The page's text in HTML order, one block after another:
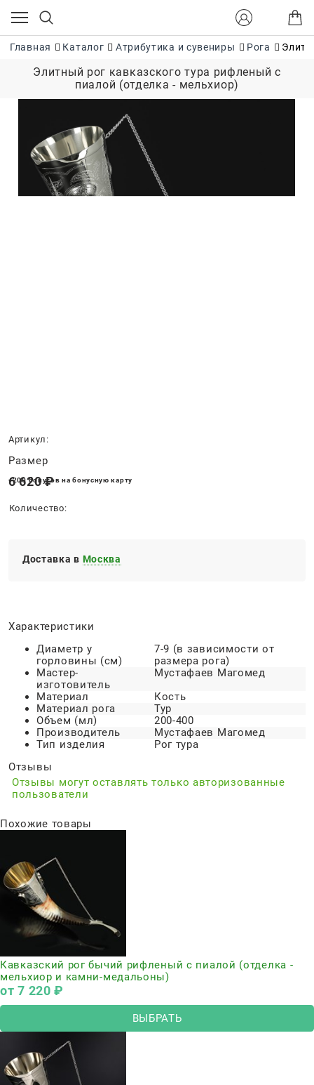
Главная Каталог Атрибутика и сувениры Рога
Элитный рог кавказского тура рифленый с
пиалой (отделка - мельхиор)
Артикул:
Размер
6 620 ₽
+200 бонусов на бонусную карту
Количество:
Доставка в Москва
Характеристики
Диаметр у
горловины (см)
7-9 (в зависимости от
размера рога)
Мастер-
изготовитель
Мустафаев Магомед
Материал
Кость
Материал рога
Тур
Объем (мл)
200-400
Производитель
Мустафаев Магомед
Тип изделия
Рог тура
Отзывы
Отзывы могут оставлять только авторизованные
пользователи
Похожие товары
Кавказский рог бычий рифленый с пиалой (отделка -
мельхиор и камни-медальоны)
от7 220 ₽
ВЫБРАТЬ